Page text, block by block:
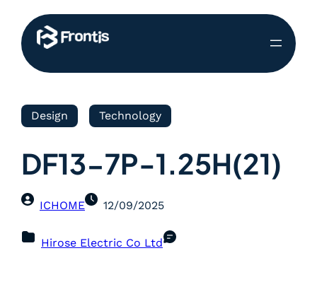
Design Technology
DF13-7P-1.25H(21)
ICHOME 12/09/2025
Hirose Electric Co Ltd